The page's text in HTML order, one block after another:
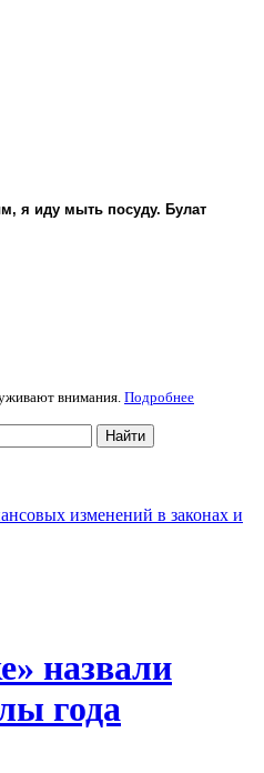
я иду мыть посуду. Булат
внимания. Подробнее
Найти
изменений в законах и
назвали
года